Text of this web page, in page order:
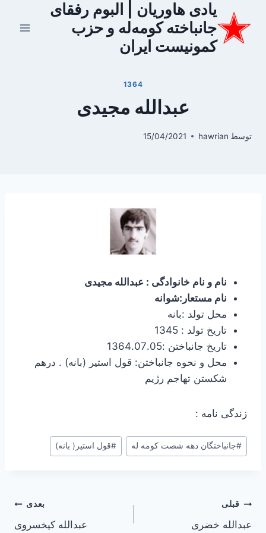
محتوا
یادی هاوریان | البوم رفقای
جانباخته کومه‌له و حزب
کمونیست ایران
1364
عبدالله مجیدی
توسط hawrian
15/04/2021
نام و نام خانوادگی : عبدالله مجیدی
نام مستعار:شوانه
محل تولد :بانه
تاریخ تولد : 1345
تاریخ جانباختن :1364.07.05
محل و نحوه جانباختن: قول استیر (بانه) . درهم
شکستن تهاجم رژیم
زندگی نامه :
برچسب‌های
نوشته:
#جانباختگان دهه شصت کومه له #قول استیر( بانه)
راهبری
قبلی
عبدالله خضری
بعدی
عبدالله کیخسروی